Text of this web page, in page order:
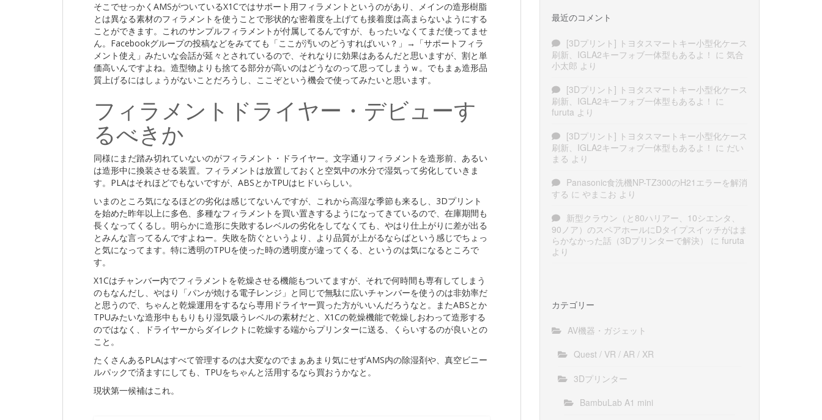
そこでせっかくAMSがついているX1Cではサポート用フィラメントというのがあり、メインの造形樹脂
とは異なる素材のフィラメントを使うことで形状的な密着度を上げても接着度は高まらないようにする
ことができます。これのサンプルフィラメントが付属してるんですが、もったいなくてまだ使ってませ
ん。Facebookグループの投稿などをみてても「ここが汚いのどうすればいい？」→「サポートフィラ
メント使え」みたいな会話が延々とされているので、それなりに効果はあるんだと思いますが、割と単
価高いんですよね。造型物よりも捨てる部分が高いのはどうなのって思ってしまうｗ。でもまぁ造形品
質上げるにはしょうがないことだろうし、ここぞという機会で使ってみたいと思います。
フィラメントドライヤー・デビューす
るべきか
同様にまだ踏み切れていないのがフィラメント・ドライヤー。文字通りフィラメントを造形前、あるい
は造形中に換装させる装置。フィラメントは放置しておくと空気中の水分で湿気って劣化していきま
す。PLAはそれほどでもないですが、ABSとかTPUはヒドいらしい。
いまのところ気になるほどの劣化は感じてないんですが、これから高湿な季節も来るし、3Dプリント
を始めた昨年以上に多色、多種なフィラメントを買い置きするようになってきているので、在庫期間も
長くなってくるし。明らかに造形に失敗するレベルの劣化をしてなくても、やはり仕上がりに差が出る
とみんな言ってるんですよねー。失敗を防ぐというより、より品質が上がるならばという感じでちょっ
と気になってます。特に透明のTPUを使った時の透明度が違ってくる、というのは気になるところで
す。
X1Cはチャンバー内でフィラメントを乾燥させる機能もついてますが、それで何時間も専有してしまう
のもなんだし、やはり「パンが焼ける電子レンジ」と同じで無駄に広いチャンバーを使うのは非効率だ
と思うので、ちゃんと乾燥運用をするなら専用ドライヤー買った方がいいんだろうなと。またABSとか
TPUみたいな造形中ももりもり湿気吸うレベルの素材だと、X1Cの乾燥機能で乾燥しおわって造形する
のではなく、ドライヤーからダイレクトに乾燥する端からプリンターに送る、くらいするのが良いとの
こと。
たくさんあるPLAはすべて管理するのは大変なのでまぁあまり気にせずAMS内の除湿剤や、真空ビニー
ルパックで済ますにしても、TPUをちゃんと活用するなら買おうかなと。
現状第一候補はこれ。
最近のコメント
[3Dプリント] トヨタスマートキー小型化ケース
刷新、IGLA2キーフォブ一体型もあるよ！ に 気合
小太郎 より
[3Dプリント] トヨタスマートキー小型化ケース
刷新、IGLA2キーフォブ一体型もあるよ！ に
furuta より
[3Dプリント] トヨタスマートキー小型化ケース
刷新、IGLA2キーフォブ一体型もあるよ！ に だい
まる より
Panasonic食洗機NP-TZ300のH21エラーを解消
する に やまこお より
新型クラウン（と80ハリアー、10シエンタ、
90ノア）のスペアホールにDタイプスイッチがはま
らかなかった話（3Dプリンターで解決）
に furuta
より
カテゴリー
AV機器・ガジェット
Quest / VR / AR / XR
3Dプリンター
BambuLab A1 mini